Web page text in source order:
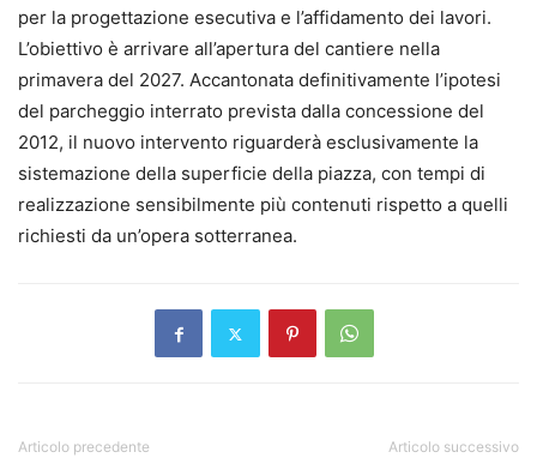
per la progettazione esecutiva e l’affidamento dei lavori.
L’obiettivo è arrivare all’apertura del cantiere nella
primavera del 2027. Accantonata definitivamente l’ipotesi
del parcheggio interrato prevista dalla concessione del
2012, il nuovo intervento riguarderà esclusivamente la
sistemazione della superficie della piazza, con tempi di
realizzazione sensibilmente più contenuti rispetto a quelli
richiesti da un’opera sotterranea.
Articolo precedente Articolo successivo